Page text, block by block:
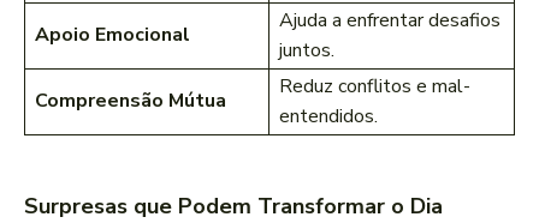
Apoio Emocional
Ajuda a enfrentar desafios
juntos.
Compreensão Mútua
Reduz conflitos e mal-
entendidos.
Surpresas que Podem Transformar o Dia